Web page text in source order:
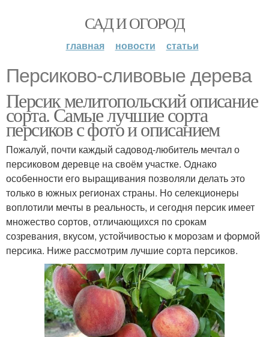
САД И ОГОРОД
главная новости статьи
Персиково-сливовые дерева
Персик мелитопольский описание
сорта. Самые лучшие сорта
персиков с фото и описанием
Пожалуй, почти каждый садовод-любитель мечтал о
персиковом деревце на своём участке. Однако
особенности его выращивания позволяли делать это
только в южных регионах страны. Но селекционеры
воплотили мечты в реальность, и сегодня персик имеет
множество сортов, отличающихся по срокам
созревания, вкусом, устойчивостью к морозам и формой
персика. Ниже рассмотрим лучшие сорта персиков.